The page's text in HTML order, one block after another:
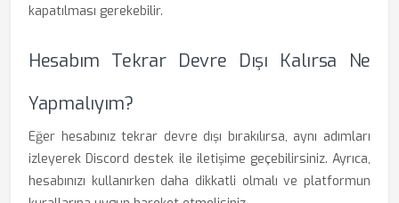
kapatılması gerekebilir.
Hesabım Tekrar Devre Dışı Kalırsa Ne
Yapmalıyım?
Eğer hesabınız tekrar devre dışı bırakılırsa, aynı adımları
izleyerek Discord destek ile iletişime geçebilirsiniz. Ayrıca,
hesabınızı kullanırken daha dikkatli olmalı ve platformun